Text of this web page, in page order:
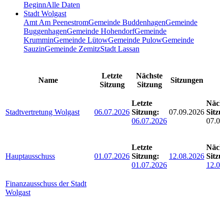
BeginnAlle Daten
Stadt Wolgast
Amt Am PeenestromGemeinde BuddenhagenGemeinde
BuggenhagenGemeinde HohendorfGemeinde
KrumminGemeinde LütowGemeinde PulowGemeinde
SauzinGemeinde ZemitzStadt Lassan
Name
Letzte
Sitzung
Nächste
Sitzung
Sitzungen
Stadtvertretung Wolgast 06.07.2026
Letzte
Sitzung:
06.07.2026
07.09.2026
Hauptausschuss 01.07.2026
Letzte
Sitzung:
01.07.2026
12.08.2026
Finanzausschuss der Stadt
Wolgast